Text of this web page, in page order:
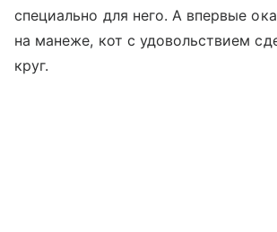
специально для него. А впервые
на манеже, кот с удовольствием
круг.